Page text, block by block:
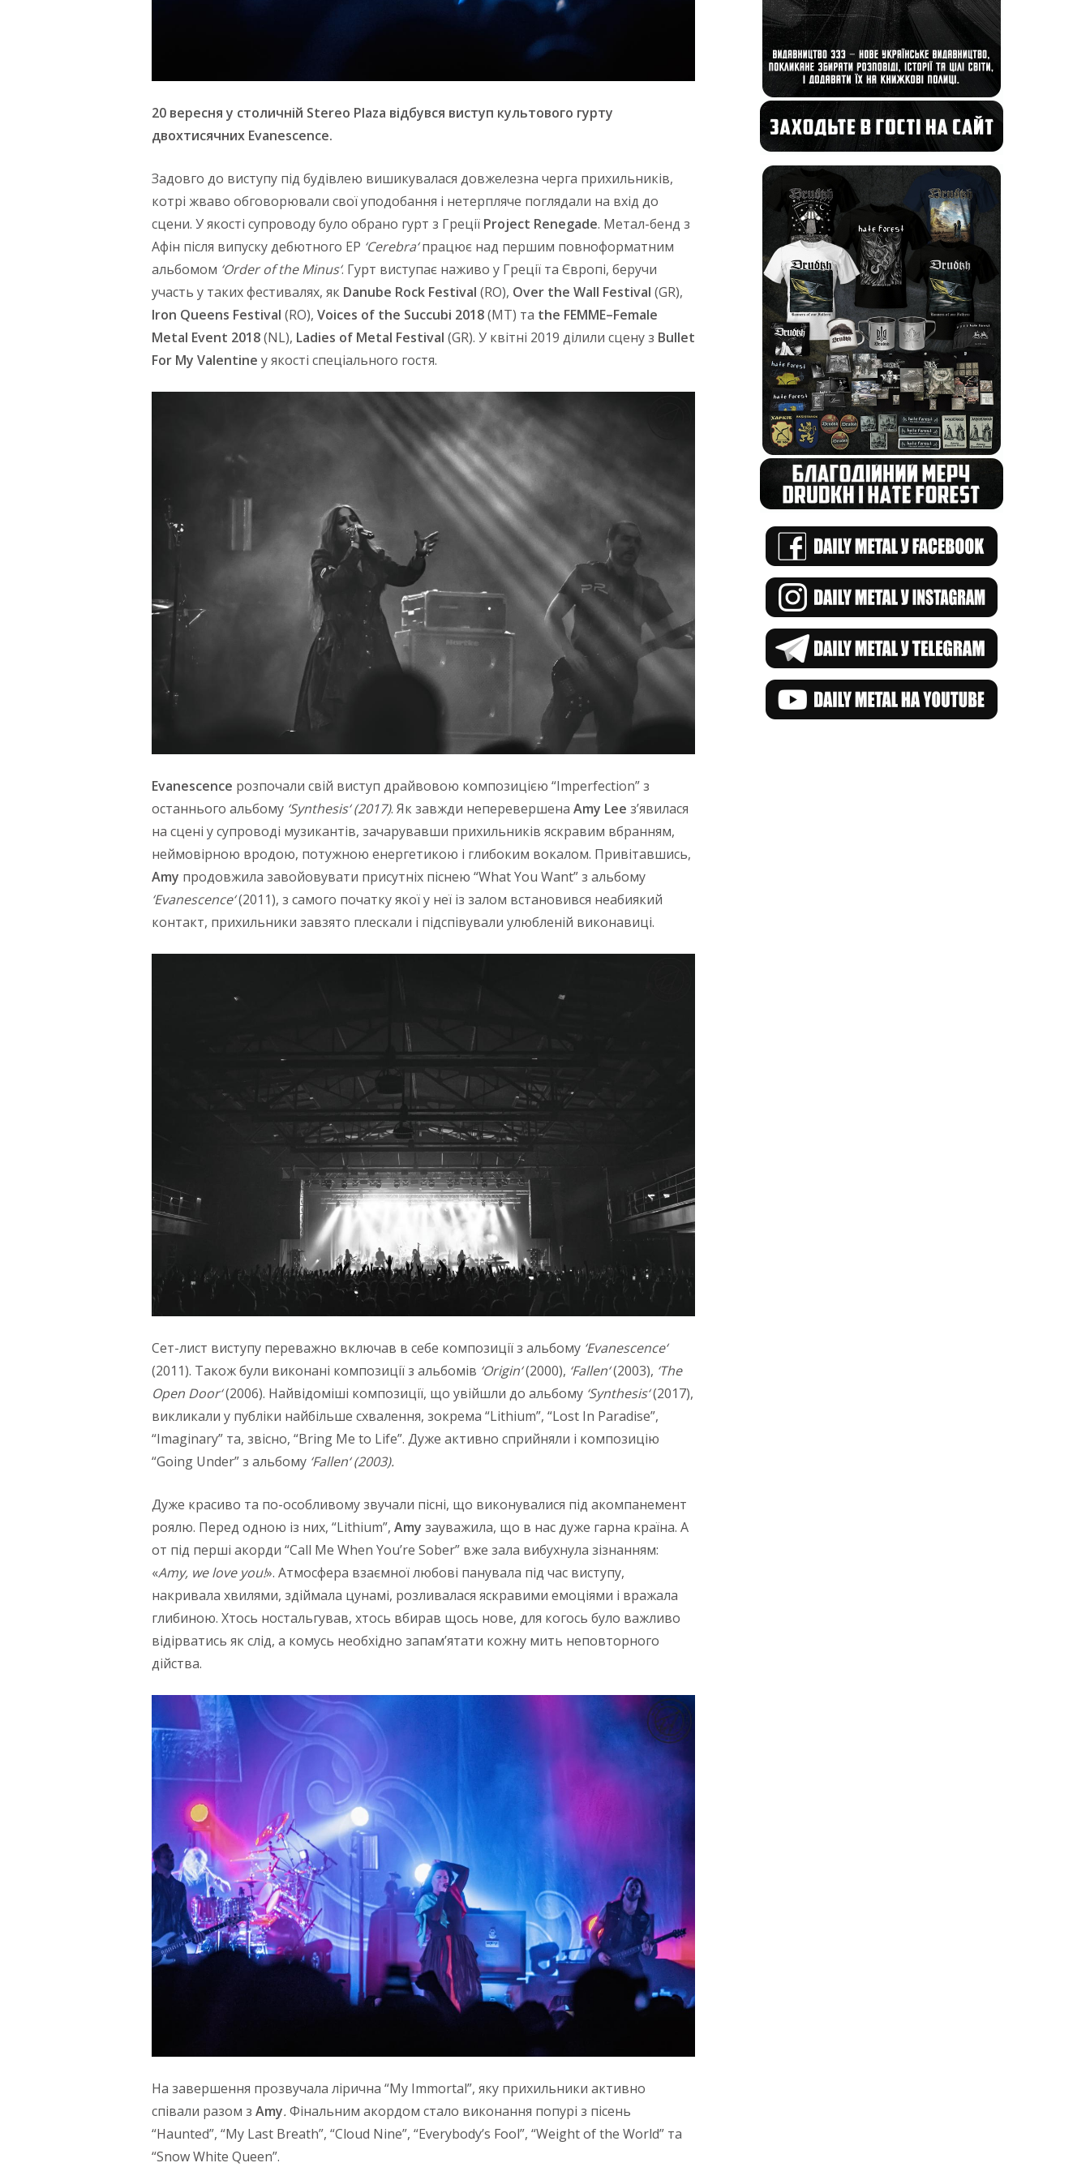
20 вересня у столичній Stereo Plaza відбувся виступ культового гурту
двохтисячних Evanescence.
Задовго до виступу під будівлею вишикувалася довжелезна черга прихильників,
котрі жваво обговорювали свої уподобання і нетерпляче поглядали на вхід до
сцени. У якості супроводу було обрано гурт з Греції Project Renegade. Метал-бенд з
Афін після випуску дебютного EP ‘Cerebra‘працює над першим повноформатним
альбомом ‘Order of the Minus‘. Гурт виступає наживо у Греції та Європі, беручи
участь у таких фестивалях, як Danube Rock Festival (RO), Over the Wall Festival (GR),
Iron Queens Festival (RO), Voices of the Succubi 2018(MT) та the FEMME–Female
Metal Event 2018(NL), Ladies of Metal Festival (GR). У квітні 2019 ділили сцену з Bullet
For My Valentine у якості спеціального гостя.
Evanescence розпочали свій виступ драйвовою композицією “Imperfection” з
останнього альбому ‘Synthesis‘ (2017). Як завжди неперевершена Amy Lee з’явилася
на сцені у супроводі музикантів, зачарувавши прихильників яскравим вбранням,
неймовірною вродою, потужною енергетикою і глибоким вокалом. Привітавшись,
Amy продовжила завойовувати присутніх піснею “What You Want” з альбому
‘Evanescence‘(2011), з самого початку якої у неї із залом встановився неабиякий
контакт, прихильники завзято плескали і підспівували улюбленій виконавиці.
Сет-лист виступу переважно включав в себе композиції з альбому ‘Evanescence‘
(2011). Також були виконані композиції з альбомів ‘Origin‘(2000), ‘Fallen‘(2003), ‘The
Open Door‘(2006). Найвідоміші композиції, що увійшли до альбому ‘Synthesis‘(2017),
викликали у публіки найбільше схвалення, зокрема “Lithium”, “Lost In Paradise”,
“Imaginary” та, звісно, “Bring Me to Life”. Дуже активно сприйняли і композицію
“Going Under” з альбому ‘Fallen‘(2003).
Дуже красиво та по-особливому звучали пісні, що виконувалися під акомпанемент
роялю. Перед одною із них, “Lithium”, Amy зауважила, що в нас дуже гарна країна. А
от під перші акорди “Call Me When You’re Sober” вже зала вибухнула зізнанням:
«Amy, we love you!». Атмосфера взаємної любові панувала під час виступу,
накривала хвилями, здіймала цунамі, розливалася яскравими емоціями і вражала
глибиною. Хтось ностальгував, хтось вбирав щось нове, для когось було важливо
відірватись як слід, а комусь необхідно запам’ятати кожну мить неповторного
дійства.
На завершення прозвучала лірична “My Immortal”, яку прихильники активно
співали разом з Amy.Фінальним акордом стало виконання попурі з пісень
“Haunted”, “My Last Breath”, “Cloud Nine”, “Everybody’s Fool”, “Weight of the World” та
“Snow White Queen”.